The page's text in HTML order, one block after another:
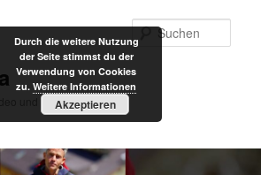
und Internet
Durch die weitere Nutzung
der Seite stimmst du der
Verwendung von Cookies
zu. Weitere Informationen
Akzeptieren